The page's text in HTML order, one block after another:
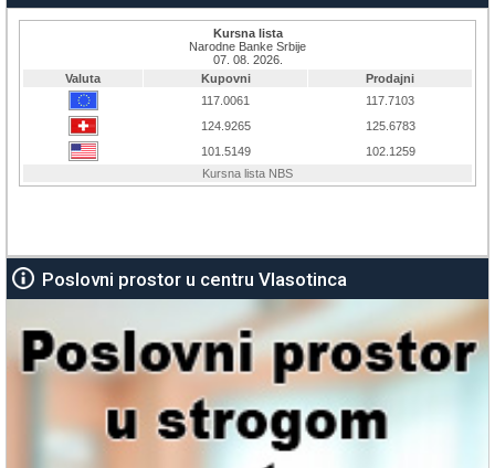
Poslovni prostor u centru Vlasotinca